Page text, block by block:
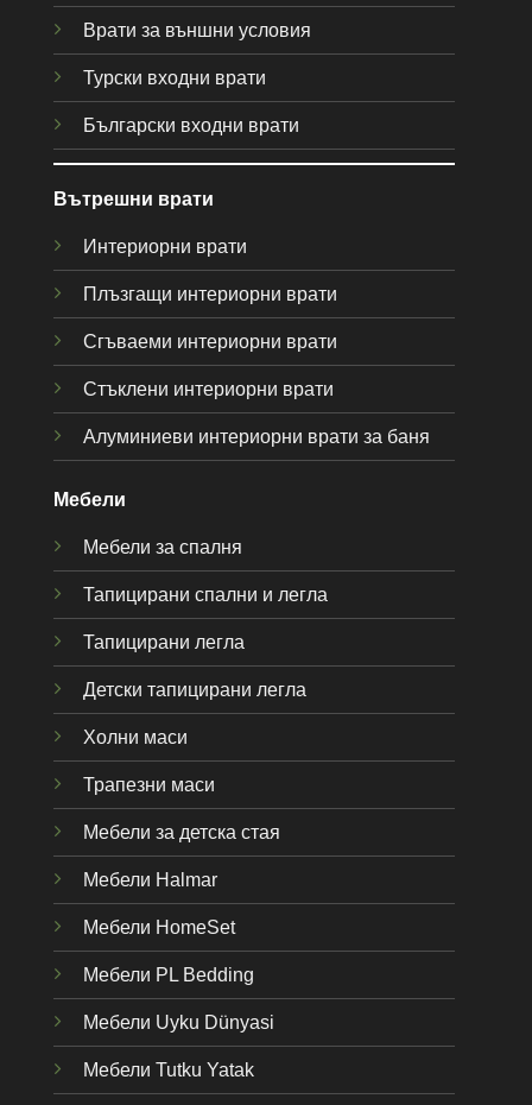
Врати за външни условия
Турски входни врати
Български входни врати
Вътрешни врати
Интериорни врати
Плъзгащи интериорни врати
Сгъваеми интериорни врати
Стъклени интериорни врати
Алуминиеви интериорни врати за баня
Мебели
Мебели за спалня
Тапицирани спални и легла
Тапицирани легла
Детски тапицирани легла
Холни маси
Трапезни маси
Мебели за детска стая
Мебели Halmar
Мебели HomeSet
Мебели PL Bedding
Мебели Uyku Dünyasi
Мебели Tutku Yatak